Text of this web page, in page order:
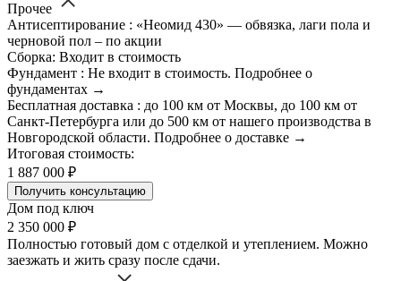
Прочее
Антисептирование : «Неомид 430» — обвязка, лаги пола и
черновой пол – по акции
Сборка: Входит в стоимость
Фундамент : Не входит в стоимость. Подробнее о
фундаментах →
Бесплатная доставка : до 100 км от Москвы, до 100 км от
Санкт-Петербурга или до 500 км от нашего производства в
Новгородской области. Подробнее о доставке →
Итоговая стоимость:
1 887 000 ₽
Получить консультацию
Дом под ключ
2 350 000 ₽
Полностью готовый дом с отделкой и утеплением. Можно
заезжать и жить сразу после сдачи.